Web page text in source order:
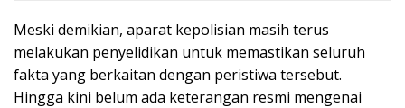
Meski demikian, aparat kepolisian masih terus
melakukan penyelidikan untuk memastikan seluruh
fakta yang berkaitan dengan peristiwa tersebut.
Hingga kini belum ada keterangan resmi mengenai